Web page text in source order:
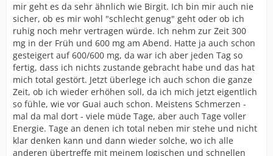
mir geht es da sehr ähnlich wie Birgit. Ich bin mir auch nie
sicher, ob es mir wohl "schlecht genug" geht oder ob ich
ruhig noch mehr vertragen würde. Ich nehm zur Zeit 300
mg in der Früh und 600 mg am Abend. Hatte ja auch schon
gesteigert auf 600/600 mg, da war ich aber jeden Tag so
fertig, dass ich nichts zustande gebracht habe und das hat
mich total gestört. Jetzt überlege ich auch schon die ganze
Zeit, ob ich wieder erhöhen soll, da ich mich jetzt eigentlich
so fühle, wie vor Guai auch schon. Meistens Schmerzen -
mal da mal dort - viele müde Tage, aber auch Tage voller
Energie. Tage an denen ich total neben mir stehe und nicht
klar denken kann und dann wieder solche, wo ich alle
anderen übertreffe mit meinem logischen und schnellen